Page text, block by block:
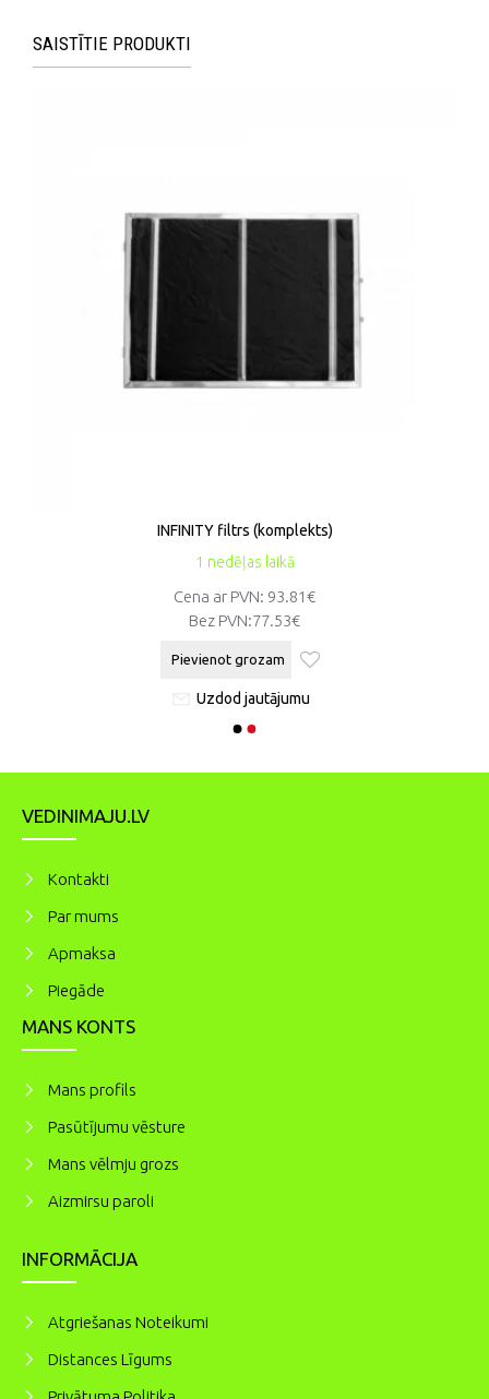
SAISTĪTIE PRODUKTI
1 nedēļas laikā
INFINITY filtrs (komplekts)
Cena ar PVN: 93.81€
Bez PVN:77.53€
Pievienot grozam
Uzdod jautājumu
VEDINIMAJU.LV
Kontakti
Par mums
Apmaksa
Piegāde
MANS KONTS
Mans profils
Pasūtījumu vēsture
Mans vēlmju grozs
Aizmirsu paroli
INFORMĀCIJA
Atgriešanas Noteikumi
Distances Līgums